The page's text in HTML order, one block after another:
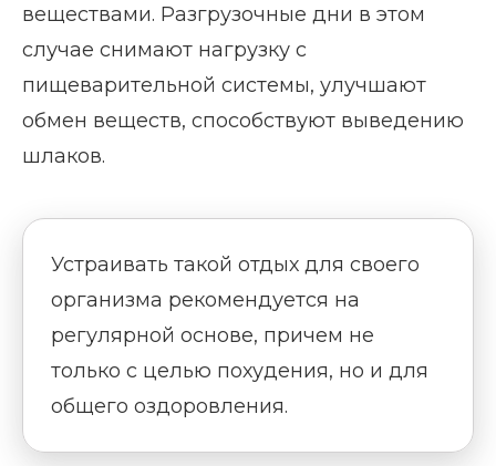
веществами. Разгрузочные дни в этом
случае снимают нагрузку с
пищеварительной системы, улучшают
обмен веществ, способствуют выведению
шлаков.
Устраивать такой отдых для своего
организма рекомендуется на
регулярной основе, причем не
только с целью похудения, но и для
общего оздоровления.